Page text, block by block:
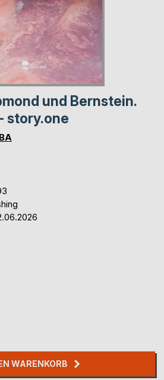
und Bernstein.
story.one
WARENKORB